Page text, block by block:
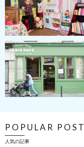
POPULAR POST
人気の記事